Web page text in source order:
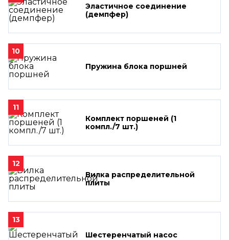
Эластичное соединение
(демпфер)
10
Пружина блока поршней
11
Комплект поршеней (1
компл./7 шт.)
12
Вилка распределительной
плиты
13
Шестеренчатый насос